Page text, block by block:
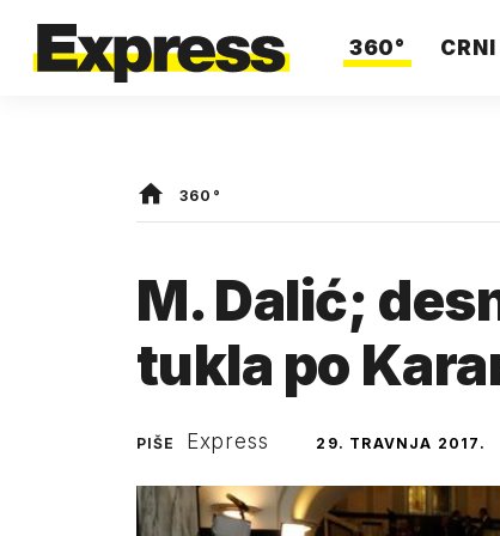
360°
360°
M. Dalić;
tukla po
PIŠE Express 29. TRAVNJA 2017.